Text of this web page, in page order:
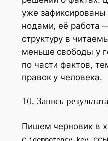
уже
нодами, её работа
структуру в
меньше свободы у
по части фактов,
правок у человека.
10. Запись результата
Пишем черновик в
с
,